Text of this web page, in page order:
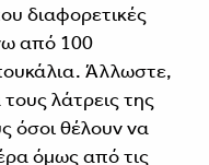
διαφορετικές
από 100
Άλλωστε,
τους λάτρεις της
όσοι θέλουν να
όμως από τις